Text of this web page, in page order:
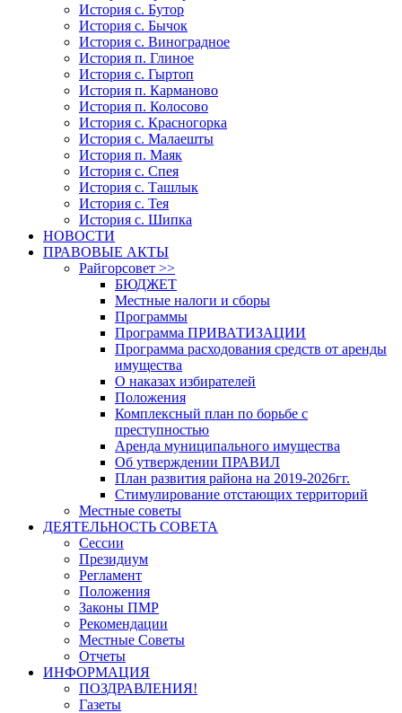
История с. Бутор
История с. Бычок
История с. Виноградное
История п. Глиное
История с. Гыртоп
История п. Карманово
История п. Колосово
История с. Красногорка
История с. Малаешты
История п. Маяк
История с. Спея
История с. Ташлык
История с. Тея
История с. Шипка
НОВОСТИ
ПРАВОВЫЕ АКТЫ
Райгорсовет >>
БЮДЖЕТ
Местные налоги и сборы
Программы
Программа ПРИВАТИЗАЦИИ
Программа расходования средств от аренды
имущества
О наказах избирателей
Положения
Комплексный план по борьбе с
преступностью
Аренда муниципального имущества
Об утверждении ПРАВИЛ
План развития района на 2019-2026гг.
Стимулирование отстающих территорий
Местные советы
ДЕЯТЕЛЬНОСТЬ СОВЕТА
Сессии
Президиум
Регламент
Положения
Законы ПМР
Рекомендации
Местные Советы
Отчеты
ИНФОРМАЦИЯ
ПОЗДРАВЛЕНИЯ!
Газеты